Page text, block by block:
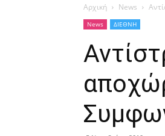
Αρχική News
News ΔΙΕΘΝΗ